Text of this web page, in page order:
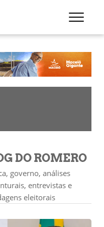
DO ROMERO
governo, análises
entrevistas e
eleitorais